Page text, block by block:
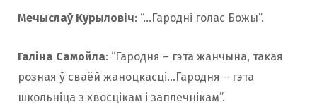
Мечыслаў Курыловіч: “…Гародні голас Божы”.
Галіна Самойла: “Гародня – гэта жанчына, такая
розная ў сваёй жаноцкасці…Гародня – гэта
школьніца з хвосцікам і заплечнікам”.